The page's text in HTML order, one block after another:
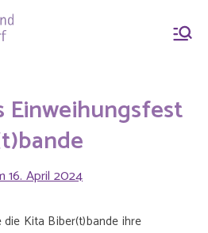
Ammern
dorf &
Großhab
Großhabersdorf
Einweihungsfest
16. April 2024
Kita Biber(t)bande ihre